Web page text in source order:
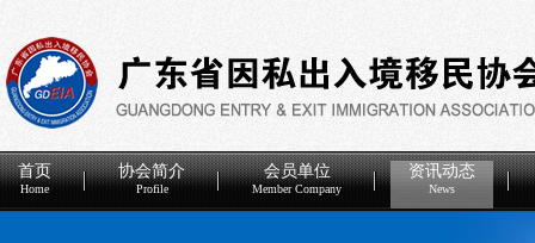
首页
Home
协会简介
Profile
会员单位
Member Company
资讯动态
News